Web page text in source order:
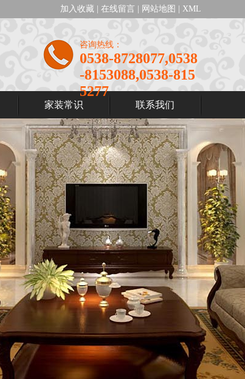
加入收藏 在线留言 网站地图 XML
咨询热线：
0538-8728077,0538
-8153088,0538-815
5277
家装常识 联系我们